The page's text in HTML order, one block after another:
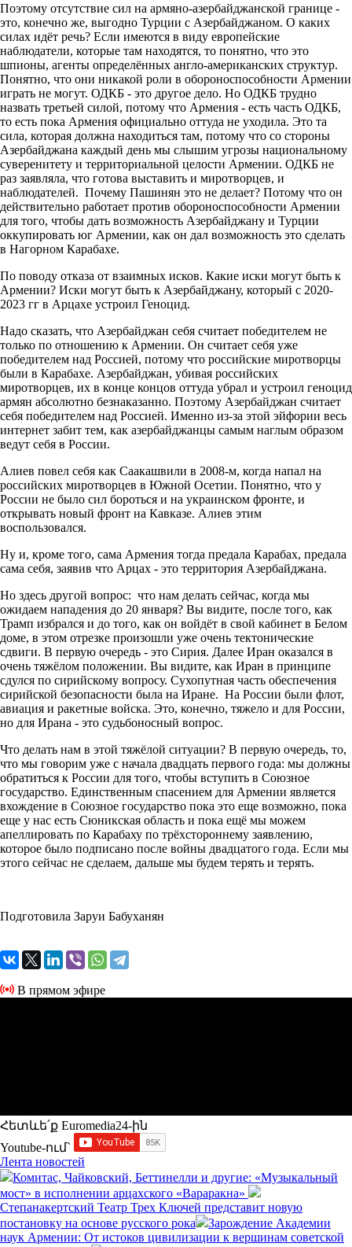
Поэтому отсутствие сил на армяно-азербайджанской границе -
это, конечно же, выгодно Турции с Азербайджаном. O каких
силах идёт речь? Если имеются в виду европейские
наблюдатели, которые там находятся, то понятно, что это
шпионы, агенты определённых англо-американских структур.
Понятно, что они никакой роли в обороноспособности Армении
играть не могут. ОДКБ - это другое дело. Но ОДКБ трудно
назвать третьей силой, потому что Армения - есть часть ОДКБ,
то есть пока Армения официально оттуда не уходила. Это та
сила, которая должна находиться там, потому что со стороны
Азербайджана каждый день мы слышим угрозы национальному
суверенитету и территориальной целости Армении. ОДКБ не
раз заявляла, что готова выставить и миротворцев, и
наблюдателей. Почему Пашинян это не делает? Потому что он
действительно работает против обороноспособности Армении
для того, чтобы дать возможность Азербайджану и Турции
оккупировать юг Армении, как он дал возможность это сделать
в Нагорном Карабахе.
По поводу отказа от взаимных исков. Какие иски могут быть к
Армении? Иски могут быть к Азербайджану, который с 2020-
2023 гг в Арцахе устроил Геноцид.
Надо сказать, что Азербайджан себя считает победителем не
только по отношению к Армении. Он считает себя уже
победителем над Россией, потому что российские миротворцы
были в Карабахе. Азербайджан, убивая российских
миротворцев, их в конце концов оттуда убрал и устроил геноцид
армян абсолютно безнаказанно. Поэтому Азербайджан считает
себя победителем над Россией. Именно из-за этой эйфории весь
интернет забит тем, как азербайджанцы самым наглым образом
ведут себя в России.
Алиев повел себя как Саакашвили в 2008-м, когда напал на
российских миротворцев в Южной Осетии. Понятно, что у
России не было сил бороться и на украинском фронте, и
открывать новый фронт на Кавказе. Алиев этим
воспользовался.
Ну и, кроме того, сама Армения тогда предала Карабах, предала
сама себя, заявив что Арцах - это территория Азербайджана.
Но здесь другой вопрос: что нам делать сейчас, когда мы
ожидаем нападения до 20 января? Вы видите, после того, как
Трамп избрался и до того, как он войдёт в свой кабинет в Белом
доме, в этом отрезке произошли уже очень тектонические
сдвиги. В первую очередь - это Сирия. Далее Иран оказался в
очень тяжёлом положении. Вы видите, как Иран в принципе
сдулся по сирийскому вопросу. Сухопутная часть обеспечения
сирийской безопасности была на Иране. На России были флот,
авиация и ракетные войска. Это, конечно, тяжело и для России,
но для Ирана - это судьбоносный вопрос.
Что делать нам в этой тяжёлой ситуации? В первую очередь, то,
что мы говорим уже с начала двадцать первого года: мы должны
обратиться к России для того, чтобы вступить в Союзное
государство. Единственным спасением для Армении является
вхождение в Союзное государство пока это еще возможно, пока
еще у нас есть Сюникская область и пока ещё мы можем
апеллировать по Карабаху по трёхстороннему заявлению,
которое было подписано после войны двадцатого года. Если мы
этого сейчас не сделаем, дальше мы будем терять и терять.
Подготовила Заруи Бабуханян
В прямом эфире
Հետևե՛ք Euromedia24-ին
Youtube-ում`
Лента новостей
Комитас, Чайковский, Беттинелли и другие: «Музыкальный
мост» в исполнении арцахского «Вараракна»
Степанакертский Театр Трех Ключей представит новую
постановку на основе русского рока
Зарождение Академии
наук Армении: От истоков цивилизации к вершинам советской